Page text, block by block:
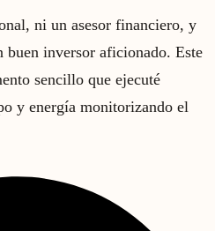
ni un asesor financiero, y
buen inversor aficionado. Este
sencillo que ejecuté
y energía monitorizando el